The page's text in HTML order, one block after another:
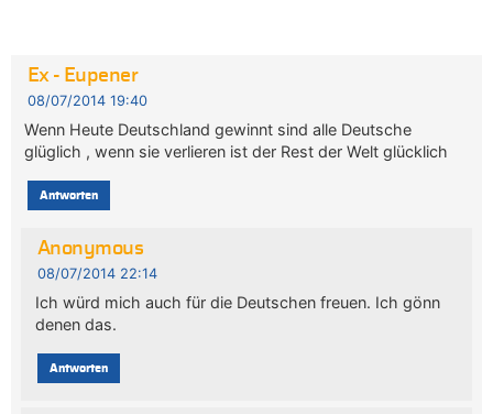
Ex - Eupener
08/07/2014 19:40
Wenn Heute Deutschland gewinnt sind alle Deutsche
glüglich , wenn sie verlieren ist der Rest der Welt glücklich
Antworten
Anonymous
08/07/2014 22:14
Ich würd mich auch für die Deutschen freuen. Ich gönn
denen das.
Antworten